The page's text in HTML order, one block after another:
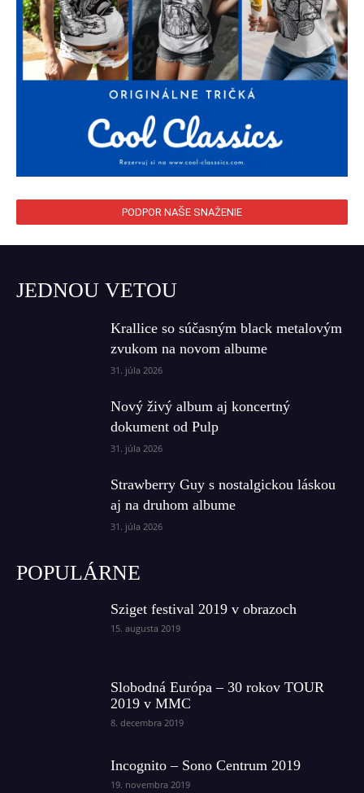
PODPOR NAŠE SNAŽENIE
JEDNOU VETOU
Krallice so súčasným black metalovým
zvukom na novom albume
31. júla 2026
Nový živý album aj koncertný
dokument od Pulp
31. júla 2026
Strawberry Guy s nostalgickou láskou
aj na druhom albume
31. júla 2026
POPULÁRNE
Sziget festival 2019 v obrazoch
15. augusta 2019
Slobodná Európa – 30 rokov TOUR
2019 v MMC
8. decembra 2019
Incognito – Sono Centrum 2019
19. novembra 2019